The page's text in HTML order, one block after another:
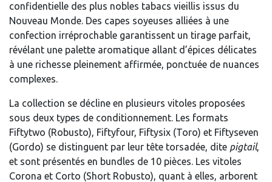
confidentielle des plus nobles tabacs vieillis issus du
Nouveau Monde. Des capes soyeuses alliées à une
confection irréprochable garantissent un tirage parfait,
révélant une palette aromatique allant d’épices délicates
à une richesse pleinement affirmée, ponctuée de nuances
complexes.
La collection se décline en plusieurs vitoles proposées
sous deux types de conditionnement. Les formats
Fiftytwo (Robusto), Fiftyfour, Fiftysix (Toro) et Fiftyseven
(Gordo) se distinguent par leur tête torsadée, dite pigtail,
et sont présentés en bundles de 10 pièces. Les vitoles
Corona et Corto (Short Robusto), quant à elles, arborent